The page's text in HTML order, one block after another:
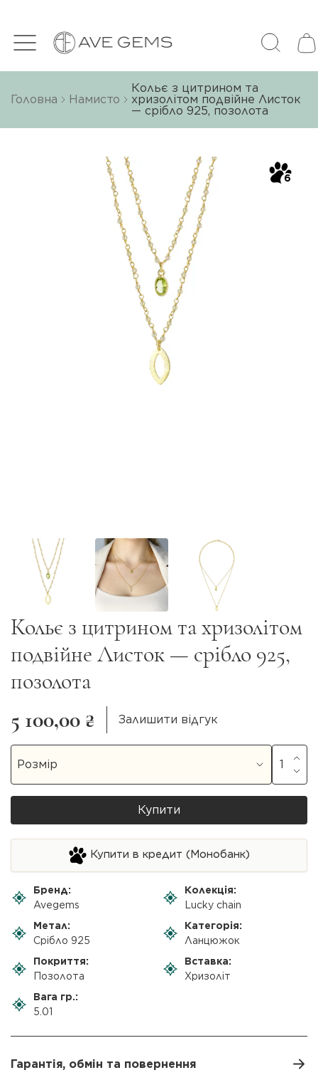
Головна Намисто
Кольє з цитрином та
хризолітом подвійне Листок
— срібло 925, позолота
6
Кольє з цитрином та хризолітом
подвійне Листок — срібло 925,
позолота
5 100,00 ₴
Залишити відгук
Купити
Купити в кредит (Монобанк)
Бренд:
Avegems
Колекція:
Lucky chain
Метал:
Срібло 925
Категорія:
Ланцюжок
Покриття:
Позолота
Вставка:
Хризоліт
Вага гр.:
5.01
Гарантія, обмін та повернення